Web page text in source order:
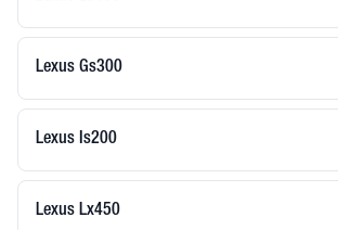
Lexus Gs300
Lexus Is200
Lexus Lx450